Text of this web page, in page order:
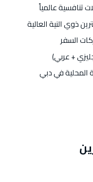
تنافسية عالمياً
ذوي النية العالية
السفر
+ عربي)